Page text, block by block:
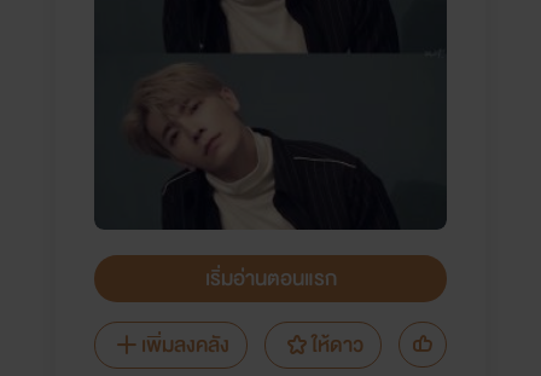
เริ่มอ่านตอนแรก
เพิ่มลงคลัง
ให้ดาว